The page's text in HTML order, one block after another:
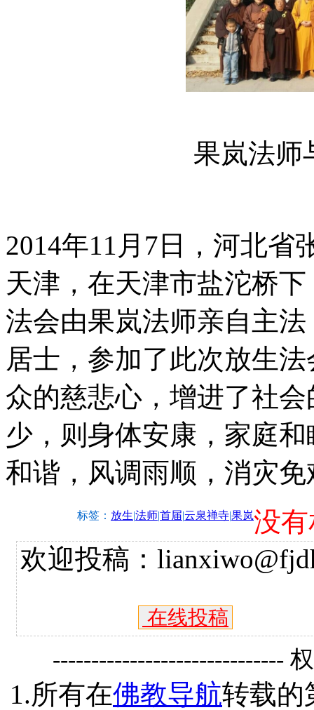
果岚法师
2014年11月7日，河北省
天津，在天津市盐沱桥
法会由果岚法师亲自主
居士，参加了此次放生
众的慈悲心，增进了社
少，则身体安康，家庭
和谐，风调雨顺，消灾免
标签： 放生|法师|首届|云泉禅寺|果岚没
欢迎投稿：
在线投稿
------------------------------
1.所有在佛教导航转载的